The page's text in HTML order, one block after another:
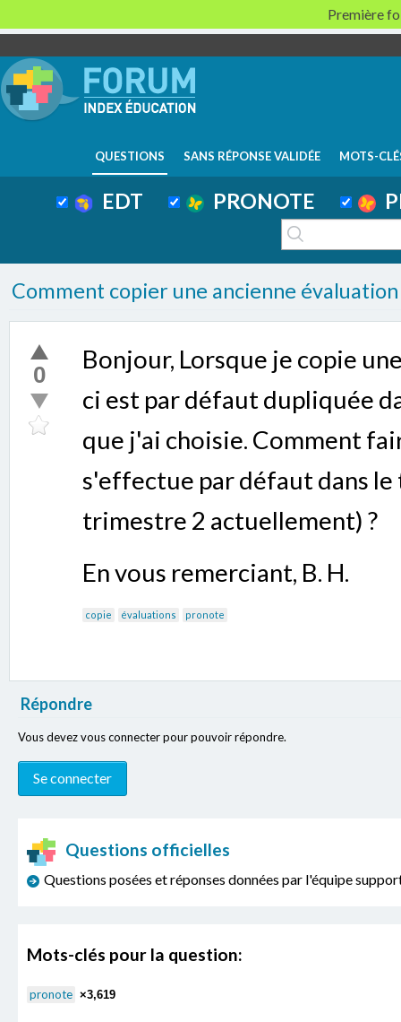
QUESTIONS SANS RÉPONSE VALIDÉE MOTS-
EDT PRONOTE
Comment copier une ancienne
0
Bonjour, Lorsque je copie
ci est par défaut dupliquée
que j'ai choisie. Comment
s'effectue par défaut dans
trimestre 2 actuellement) ?
En vous remerciant, B. H.
copie évaluations pronote
Répondre
Vous devez vous connecter pour pouvoir répondre.
Questions officielles
Questions posées et réponses données par l'équipe
Mots-clés pour la question:
pronote ×3,619
Première